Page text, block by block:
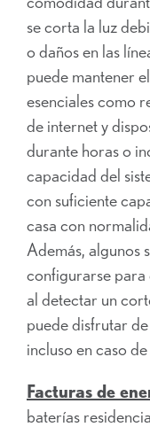
se corta la luz
o daños en las
puede mantener
esenciales como
de internet y
durante horas o
capacidad del
con suficiente
casa con
Además, algunos
configurarse para
al detectar un
puede disfrutar
incluso en caso
Facturas de
baterías